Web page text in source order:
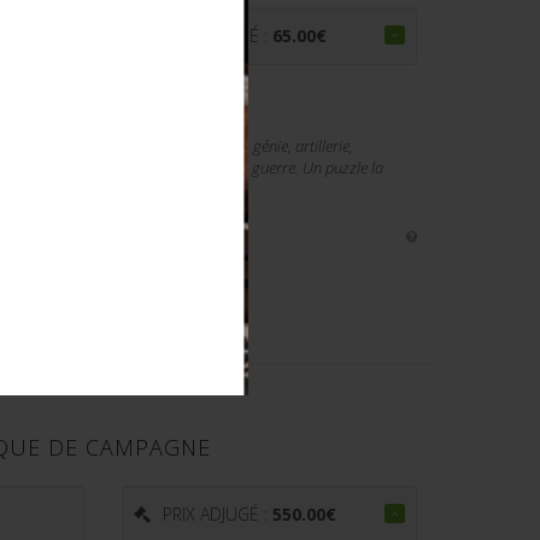
PRIX ADJUGÉ : 65.00€
un puzzle armée coloniale, génie, artillerie,
jouet typique de l'entrée en guerre. Un puzzle la
DE CAMPAGNE
PRIX ADJUGÉ : 550.00€